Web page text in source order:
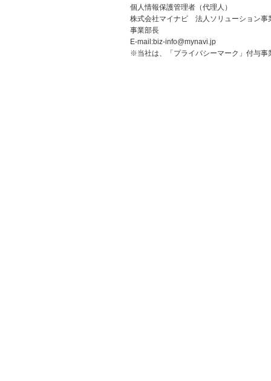
個人情報保護管理者（代理人）
株式会社マイナビ 法人ソリューション事
事業部長
E-mail:biz-info@mynavi.jp
※当社は、「プライバシーマーク」付与事